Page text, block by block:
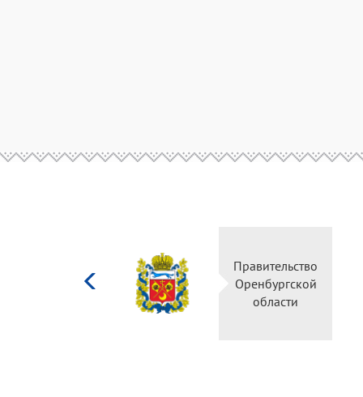
культуры
Российской
Правительство
Оренбургской
области